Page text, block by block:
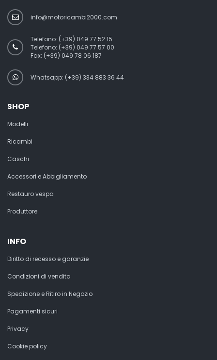
info@motoricambi2000.com
Telefono: (+39) 049 77 52 15
Telefono: (+39) 049 77 57 00
Fax: (+39) 049 78 06 187
Whatsapp: (+39) 334 883 36 44
SHOP
Modelli
Ricambi
Caschi
Accessori e Abbigliamento
Restauro vespa
Produttore
INFO
Diritto di recesso e garanzie
Condizioni di vendita
Spedizione e Ritiro in Negozio
Pagamenti sicuri
Privacy
Cookie policy